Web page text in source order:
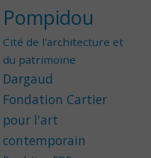
Pompidou
Cité de l'architecture et
du patrimoine
Dargaud
Fondation Cartier
pour l'art
contemporain